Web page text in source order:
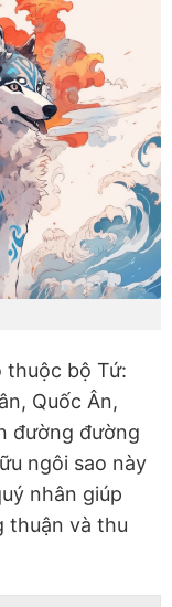
thuộc bộ Tứ:
Quốc Ân,
đường đường
ngôi sao này
nhân giúp
thuận và thu